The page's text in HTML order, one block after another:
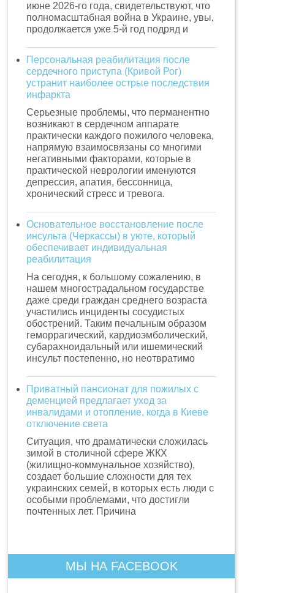
июне 2026-го года, свидетельствуют, что
полномасштабная война в Украине, увы,
продолжается уже 5-й год подряд и
Персональная реабилитация после
сердечного приступа (Кривой Рог)
устранит наиболее острые последствия
инфаркта
Серьезные проблемы, что перманентно
возникают в сердечном аппарате
практически каждого пожилого человека,
напрямую взаимосвязаны со многими
негативными факторами, которые в
практической неврологии именуются
депрессия, апатия, бессонница,
хронический стресс и тревога.
Основательное восстановление после
инсульта (Черкассы) в уюте, который
обеспечивает индивидуальная
реабилитация
На сегодня, к большому сожалению, в
нашем многострадальном государстве
даже среди граждан среднего возраста
участились инциденты сосудистых
обострений. Таким печальным образом
геморрагический, кардиоэмболический,
субарахноидальный или ишемический
инсульт постепенно, но неотвратимо
Приватный пансионат для пожилых с
деменцией предлагает уход за
инвалидами и отопление, когда в Киеве
отключение света
Ситуация, что драматически сложилась
зимой в столичной сфере ЖКХ
(жилищно-коммунальное хозяйство),
создает большие сложности для тех
украинских семей, в которых есть люди с
особыми проблемами, что достигли
почтенных лет. Причина
МЫ НА FACEBOOK